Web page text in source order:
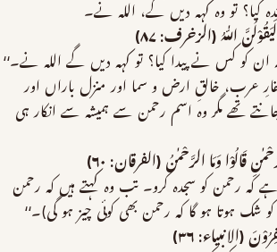
کیا؟ تو وہ کہہ دیں گے، اللہ نے۔
اللّٰہُ (الزخرف: ۸۷)
ان کو کس نے پیدا کیا؟ تو کہہ دیں گے اللہ نے۔‘‘
عرب، خالقِ ارض و سما اور منزل باراں اور
تھے مگر وہ اسم رحمن سے ہمیشہ سے انکار ہی
قَالُوْا وَمَا الرَّحْمٰنُ (الفرقان: ۶۰)
کہ رحمن کو سجدہ کرو۔ تب وہ کہتے ہیں کہ رحمن
شک ہوتا ہو گا کہ رحمن بھی کوئی چیز ہو گی)۔‘‘
(الانبیاء: ۳۶)